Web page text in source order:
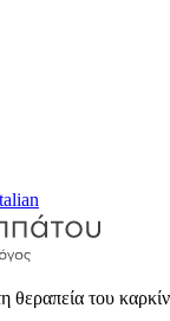
–
θεραπεία του